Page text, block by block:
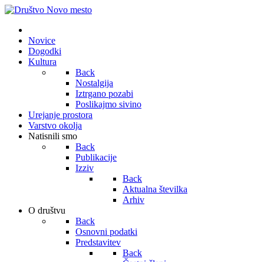
Novice
Dogodki
Kultura
Back
Nostalgija
Iztrgano pozabi
Poslikajmo sivino
Urejanje prostora
Varstvo okolja
Natisnili smo
Back
Publikacije
Izziv
Back
Aktualna številka
Arhiv
O društvu
Back
Osnovni podatki
Predstavitev
Back